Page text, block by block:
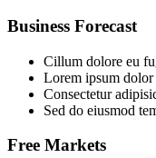
Business Forecast
Cillum dolore eu
Lorem ipsum dolor
Consectetur
Sed do eiusmod
Free Markets